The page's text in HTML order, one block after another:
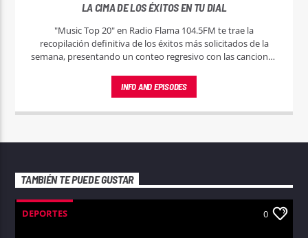
LA CIMA DE LOS ÉXITOS EN TU DIAL
"Music Top 20" en Radio Flama 104.5FM te trae la
recopilación definitiva de los éxitos más solicitados de la
semana, presentando un conteo regresivo con las canciones
INFO AND EPISODES
TAMBIÉN TE PUEDE GUSTAR
DEPORTES 0